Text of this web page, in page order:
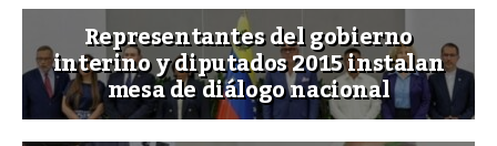
Representantes del gobierno
interino y diputados 2015 instalan
mesa de diálogo nacional